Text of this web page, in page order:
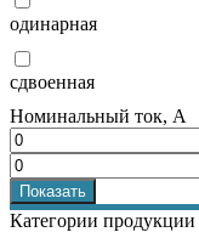
одинарная
сдвоенная
Номинальный ток, А
Категории продукции